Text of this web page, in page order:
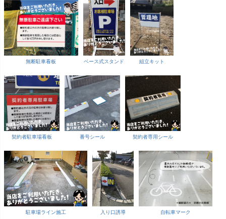
無断駐車看板 ベース式スタンド 組立キット
契約者駐車場看板 番号シール 契約者専用シール
駐車場ライン施工 入り口誘導 自転車マーク